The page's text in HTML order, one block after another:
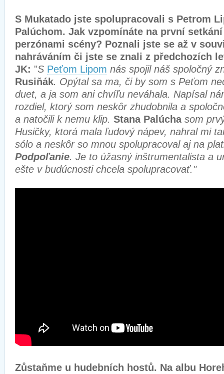
S Mukatado jste spolupracovali s Petrom
Palúchom. Jak vzpomínáte na první
perzónami scény? Poznali jste se až v
nahráváním či jste se znali z předchozích
JK: "S Peťom Lipom nás spojil náš spoločný
Rusiňák. Opýtal sa ma, či by som s Peťom
duet, a ja som ani chvíľu neváhala. Napísal
rozdiel, ktorý som neskôr zhudobnila a
a natočili k nemu klip. Stana Palúchasom
Husičky, ktorá mala ľudový nápev, nahral mi
sólo a neskôr so mnou spolupracoval aj na
Podpoľanie. Je to úžasný inštrumentalista a
ešte v budúcnosti chcela spolupracovať."
Zůstaňme u hudebních hostů. Na albu